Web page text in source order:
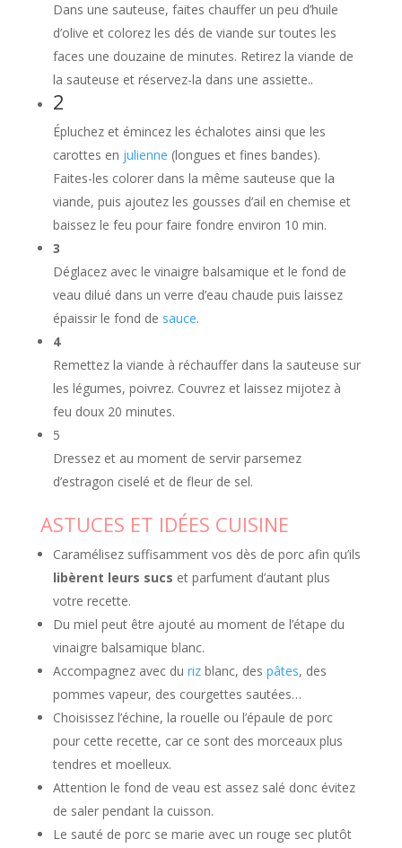
Dans une sauteuse, faites chauffer un peu d’huile
d’olive et colorez les dés de viande sur toutes les
faces une douzaine de minutes. Retirez la viande de
la sauteuse et réservez-la dans une assiette..
2
Épluchez et émincez les échalotes ainsi que les
carottes en julienne (longues et fines bandes).
Faites-les colorer dans la même sauteuse que la
viande, puis ajoutez les gousses d’ail en chemise et
baissez le feu pour faire fondre environ 10 min.
3
Déglacez avec le vinaigre balsamique et le fond de
veau dilué dans un verre d’eau chaude puis laissez
épaissir le fond de sauce.
4
Remettez la viande à réchauffer dans la sauteuse sur
les légumes, poivrez. Couvrez et laissez mijotez à
feu doux 20 minutes.
5
Dressez et au moment de servir parsemez
d’estragon ciselé et de fleur de sel.
ASTUCES ET IDÉES CUISINE
Caramélisez suffisamment vos dès de porc afin qu’ils
libèrent leurs sucs et parfument d’autant plus
votre recette.
Du miel peut être ajouté au moment de l’étape du
vinaigre balsamique blanc.
Accompagnez avec du rizblanc, des pâtes, des
pommes vapeur, des courgettes sautées…
Choisissez l’échine, la rouelle ou l’épaule de porc
pour cette recette, car ce sont des morceaux plus
tendres et moelleux.
Attention le fond de veau est assez salé donc évitez
de saler pendant la cuisson.
Le sauté de porc se marie avec un rouge sec plutôt